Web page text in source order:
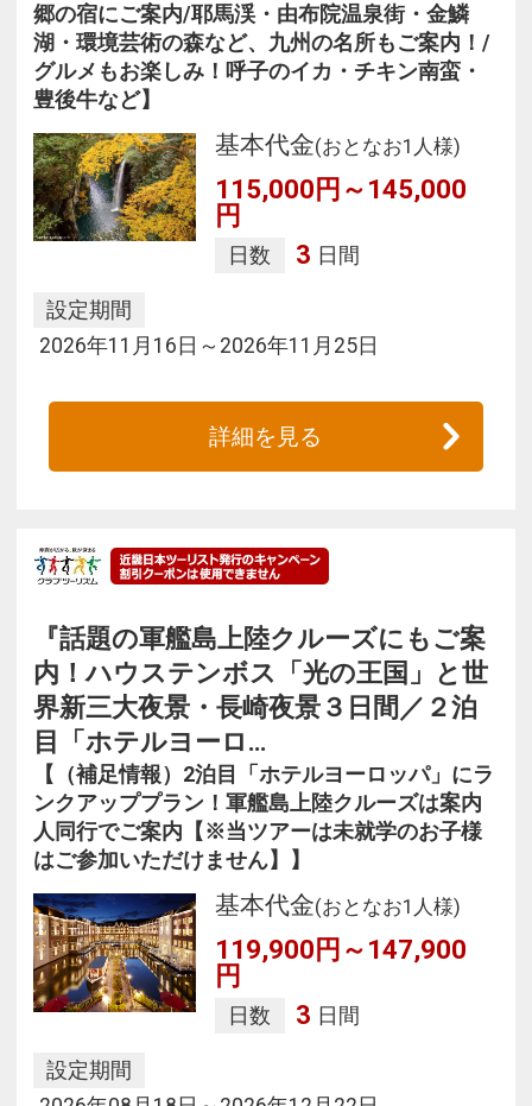
郷の宿にご案内/耶馬渓・由布院温泉街・金鱗
湖・環境芸術の森など、九州の名所もご案内！/
グルメもお楽しみ！呼子のイカ・チキン南蛮・
豊後牛など】
基本代金(おとなお1人様)
115,000円～145,000
円
日数 3 日間
設定期間
2026年11月16日～2026年11月25日
詳細を見る
『話題の軍艦島上陸クルーズにもご案
内！ハウステンボス「光の王国」と世
界新三大夜景・長崎夜景３日間／２泊
目「ホテルヨーロ…
【（補足情報）2泊目「ホテルヨーロッパ」にラ
ンクアッププラン！軍艦島上陸クルーズは案内
人同行でご案内【※当ツアーは未就学のお子様
はご参加いただけません】】
基本代金(おとなお1人様)
119,900円～147,900
円
日数 3 日間
設定期間